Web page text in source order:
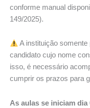
conforme manual
149/2025).
A instituição
candidato cujo nome
isso, é necessário
cumprir os prazos para
As aulas se iniciam dia